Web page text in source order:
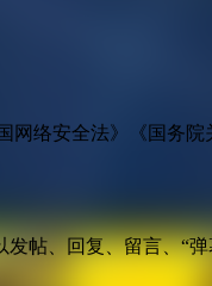
络安全法》《国务
帖、回复、留言、“